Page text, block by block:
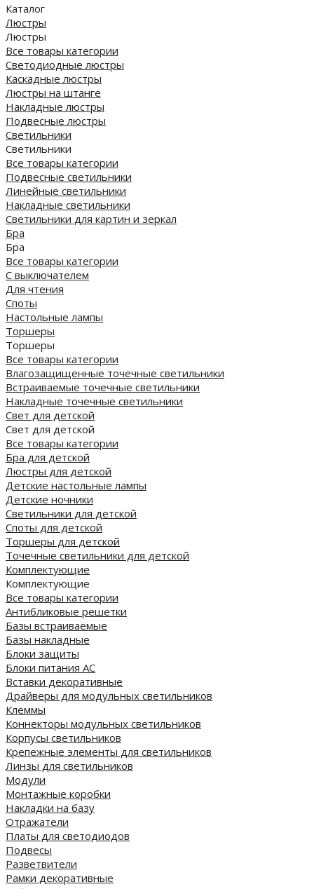
Каталог
Люстры
Люстры
Все товары категории
Светодиодные люстры
Каскадные люстры
Люстры на штанге
Накладные люстры
Подвесные люстры
Светильники
Светильники
Все товары категории
Подвесные светильники
Линейные светильники
Накладные светильники
Светильники для картин и зеркал
Бра
Бра
Все товары категории
С выключателем
Для чтения
Споты
Настольные лампы
Торшеры
Торшеры
Все товары категории
Влагозащищенные точечные светильники
Встраиваемые точечные светильники
Накладные точечные светильники
Свет для детской
Свет для детской
Все товары категории
Бра для детской
Люстры для детской
Детские настольные лампы
Детские ночники
Светильники для детской
Споты для детской
Торшеры для детской
Точечные светильники для детской
Комплектующие
Комплектующие
Все товары категории
Антибликовые решетки
Базы встраиваемые
Базы накладные
Блоки защиты
Блоки питания AC
Вставки декоративные
Драйверы для модульных светильников
Клеммы
Коннекторы модульных светильников
Корпусы светильников
Крепежные элементы для светильников
Линзы для светильников
Модули
Монтажные коробки
Накладки на базу
Отражатели
Платы для светодиодов
Подвесы
Разветвители
Рамки декоративные